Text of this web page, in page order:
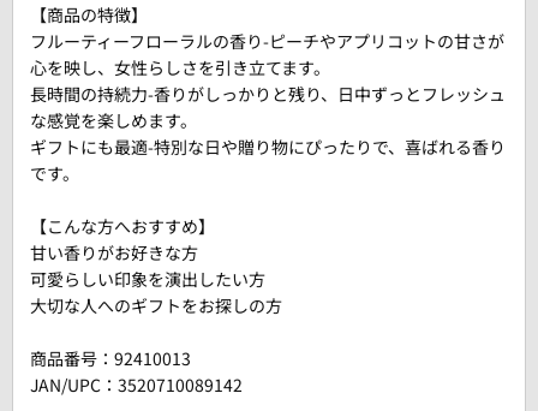
【商品の特徴】
フルーティーフローラルの香り-ピーチやアプリコットの甘さが
心を映し、女性らしさを引き立てます。
長時間の持続力-香りがしっかりと残り、日中ずっとフレッシュ
な感覚を楽しめます。
ギフトにも最適-特別な日や贈り物にぴったりで、喜ばれる香り
です。
【こんな方へおすすめ】
甘い香りがお好きな方
可愛らしい印象を演出したい方
大切な人へのギフトをお探しの方
商品番号： 92410013
JAN/UPC：3520710089142